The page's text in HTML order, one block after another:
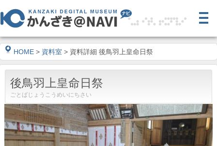
HOME > 資料室 > 資料詳細 後鳥羽上皇命日祭
後鳥羽上皇命日祭
ごとばじょうこうめいにちさい